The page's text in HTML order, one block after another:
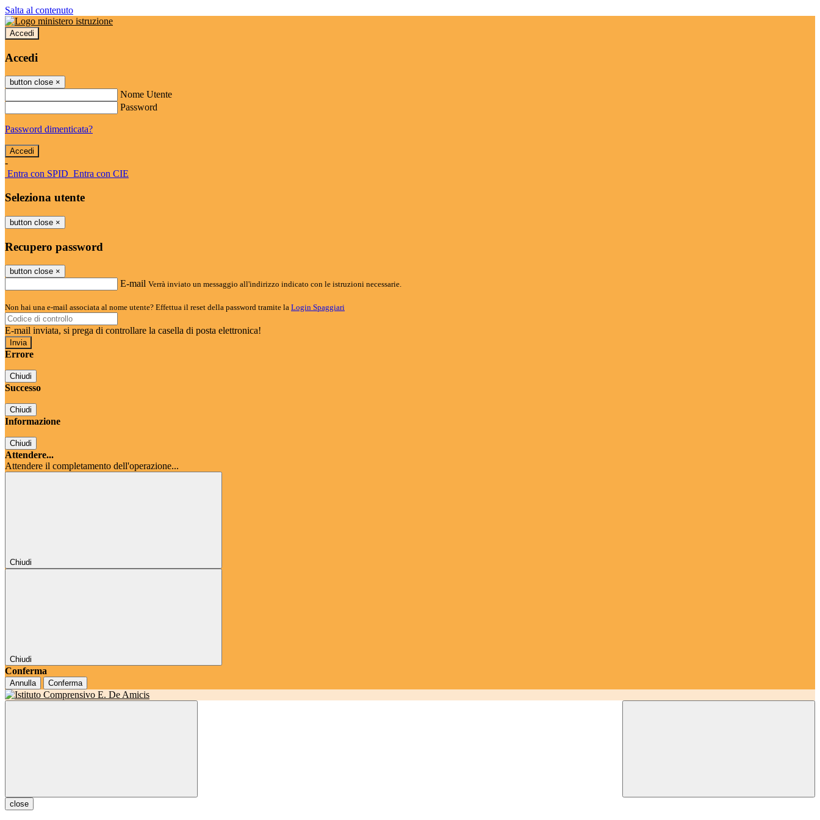
Salta al contenuto
Accedi
Accedi
button close ×
Nome Utente
Password
Password dimenticata?
-
Entra con SPID Entra con CIE
Seleziona utente
button close ×
Recupero password
button close ×
E-mail Verrà inviato un messaggio all'indirizzo indicato con le istruzioni necessarie.
Non hai una e-mail associata al nome utente? Effettua il reset della password tramite la Login Spaggiari
E-mail inviata, si prega di controllare la casella di posta elettronica!
Errore
Chiudi
Successo
Chiudi
Informazione
Chiudi
Attendere...
Attendere il completamento dell'operazione...
Chiudi
Chiudi
Conferma
Annulla Conferma
close